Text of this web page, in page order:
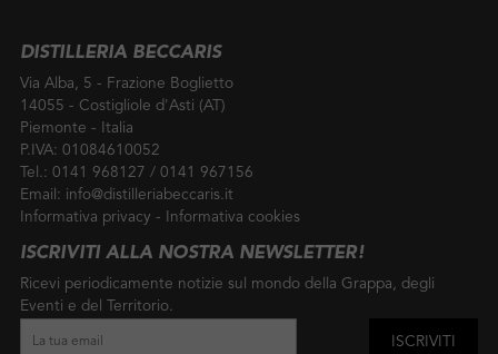
DISTILLERIA BECCARIS
Via Alba, 5 - Frazione Boglietto
14055 - Costigliole d'Asti (AT)
Piemonte - Italia
P.IVA: 01084610052
Tel.: 0141 968127 / 0141 967156
Email: info@distilleriabeccaris.it
Informativa privacy - Informativa cookies
ISCRIVITI ALLA NOSTRA NEWSLETTER!
Ricevi periodicamente notizie sul mondo della Grappa, degli
Eventi e del Territorio.